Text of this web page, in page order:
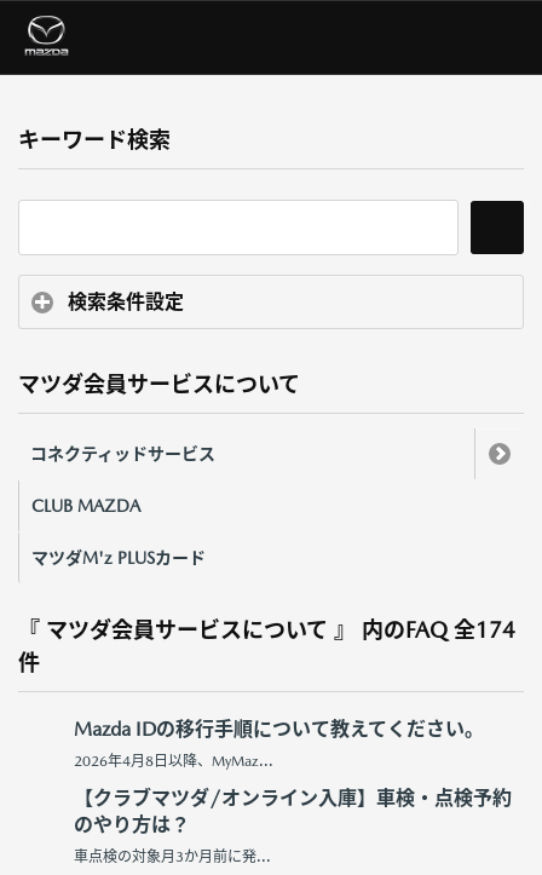
キーワード検索
検索条件設定
マツダ会員サービスについて
コネクティッドサービス
CLUB MAZDA
マツダM'z PLUSカード
『 マツダ会員サービスについて 』 内のFAQ 全174
件
Mazda IDの移行手順について教えてください。
2026年4月8日以降、MyMaz...
【クラブマツダ/オンライン入庫】車検・点検予約
のやり方は？
車点検の対象月3か月前に発...